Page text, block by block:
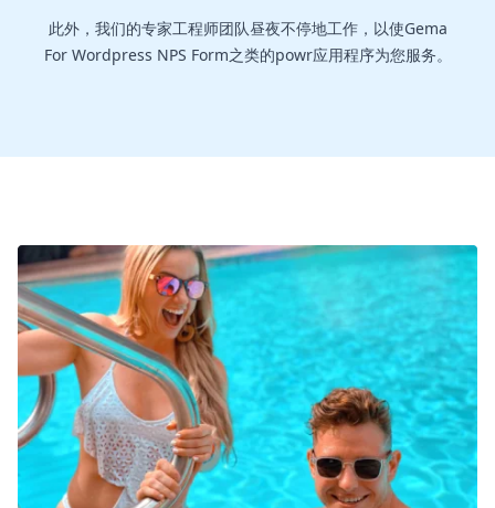
此外，我们的专家工程师团队昼夜不停地工作，以使Gema
For Wordpress NPS Form之类的powr应用程序为您服务。